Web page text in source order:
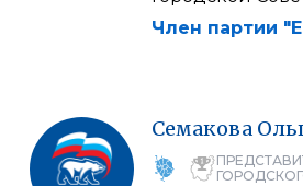
Член партии
Семакова